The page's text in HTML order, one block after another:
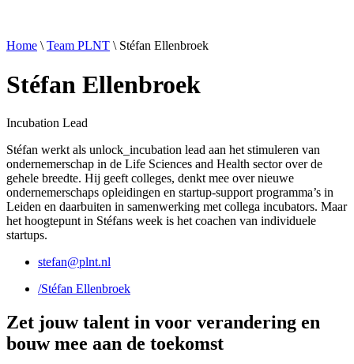
Home \ Team PLNT \ Stéfan Ellenbroek
Stéfan Ellenbroek
Incubation Lead
Stéfan werkt als unlock_incubation lead aan het stimuleren van
ondernemerschap in de Life Sciences and Health sector over de
gehele breedte. Hij geeft colleges, denkt mee over nieuwe
ondernemerschaps opleidingen en startup-support programma’s in
Leiden en daarbuiten in samenwerking met collega incubators. Maar
het hoogtepunt in Stéfans week is het coachen van individuele
startups.
stefan@plnt.nl
/Stéfan Ellenbroek
Zet jouw talent in voor verandering en
bouw mee aan de toekomst